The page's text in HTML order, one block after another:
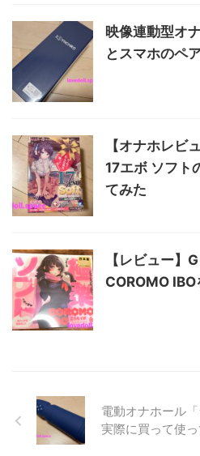
映像連動型オ
とスマホのペ
【オナホレビ
17エボ ソフト
てみた
【レビュー】
COROMO
電動オナホール
実際に買って使